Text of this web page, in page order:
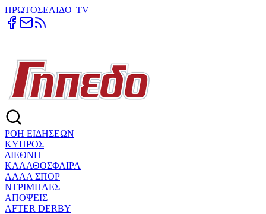
ΠΡΩΤΟΣΕΛΙΔΟ |TV
ΡΟΗ ΕΙΔΗΣΕΩΝ
ΚΥΠΡΟΣ
ΔΙΕΘΝΗ
ΚΑΛΑΘΟΣΦΑΙΡΑ
ΑΛΛΑ ΣΠΟΡ
ΝΤΡΙΜΠΛΕΣ
ΑΠΟΨΕΙΣ
AFTER DERBY